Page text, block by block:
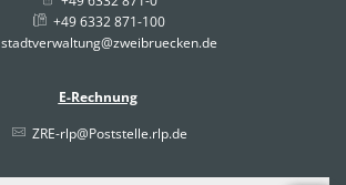
+49 6332 871-100
stadtverwaltung@zweibruecken.de
E-Rechnung
ZRE-rlp@Poststelle.rlp.de